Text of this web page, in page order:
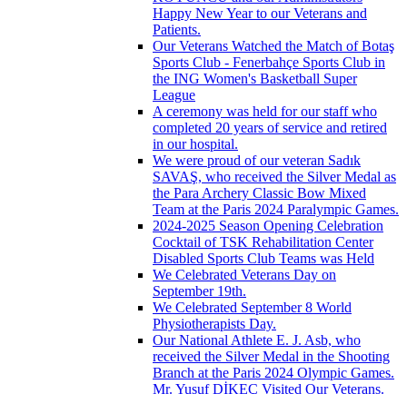
Happy New Year to our Veterans and
Patients.
Our Veterans Watched the Match of Botaş
Sports Club - Fenerbahçe Sports Club in
the ING Women's Basketball Super
League
A ceremony was held for our staff who
completed 20 years of service and retired
in our hospital.
We were proud of our veteran Sadık
SAVAŞ, who received the Silver Medal as
the Para Archery Classic Bow Mixed
Team at the Paris 2024 Paralympic Games.
2024-2025 Season Opening Celebration
Cocktail of TSK Rehabilitation Center
Disabled Sports Club Teams was Held
We Celebrated Veterans Day on
September 19th.
We Celebrated September 8 World
Physiotherapists Day.
Our National Athlete E. J. Asb, who
received the Silver Medal in the Shooting
Branch at the Paris 2024 Olympic Games.
Mr. Yusuf DİKEÇ Visited Our Veterans.